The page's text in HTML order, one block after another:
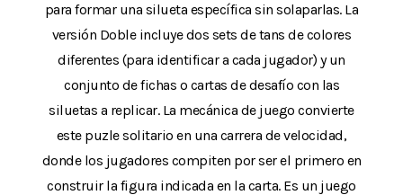
para formar una silueta específica sin solaparlas. La
versión Doble incluye dos sets de tans de colores
diferentes (para identificar a cada jugador) y un
conjunto de fichas o cartas de desafío con las
siluetas a replicar. La mecánica de juego convierte
este puzle solitario en una carrera de velocidad,
donde los jugadores compiten por ser el primero en
construir la figura indicada en la carta. Es un juego